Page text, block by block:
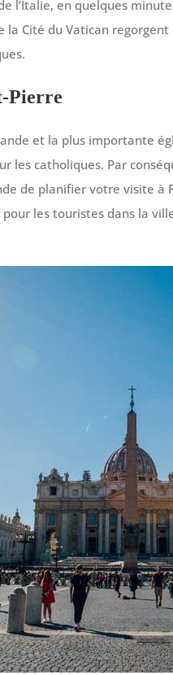
l’Italie, en quelques
la Cité du Vatican
Pierre
et la plus importante
les catholiques. Par
de planifier votre visite à
les touristes dans la